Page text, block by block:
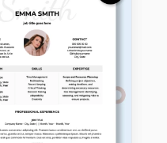
de CV
simple est un
de la façon dont
devraient se